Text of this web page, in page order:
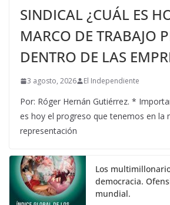
SINDICAL ¿CUÁL ES
MARCO DE TRABAJO
DENTRO DE LAS
3 agosto, 2026 El Independiente
Por: Róger Hernán Gutiérrez. *
es hoy el progreso que tenemos en la
representación
Los
democracia.
mundial.